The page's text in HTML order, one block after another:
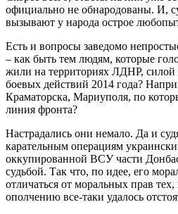
официально не обнародованы. И,
вызывают у народа острое
Есть и вопросы заведомо
– как быть тем людям, которые
жили на территориях ЛДНР,
боевых действий 2014 года?
Краматорска, Мариуполя, по
линия фронта?
Настрадались они немало. Да и
карательным операциям
оккупированной ВСУ части
судьбой. Так что, по идее, его
отличаться от моральных прав тех,
ополчению все-таки удалось